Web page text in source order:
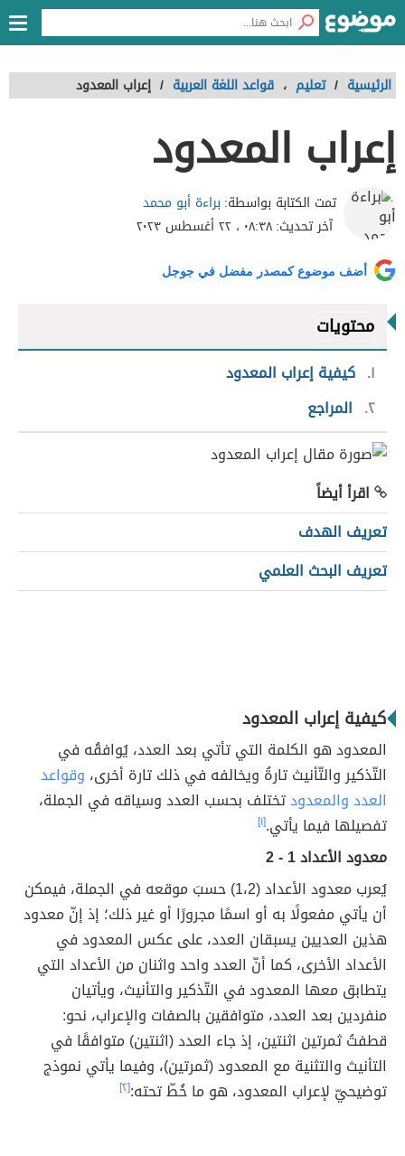
الرئيسية / تعليم ، قواعد اللغة العربية / إعراب المعدود
إعراب المعدود
تمت الكتابة بواسطة: براءة أبو محمد
آخر تحديث:٠٨:٣٨ ، ٢٢ أغسطس ٢٠٢٣
أضف موضوع كمصدر مفضل في جوجل
محتويات
١ كيفية إعراب المعدود
٢ المراجع
اقرأ أيضاً
تعريف الهدف
تعريف البحث العلمي
كيفية إعراب المعدود
المعدود هو الكلمة التي تأتي بعد العدد، يُوافقُه في
التّذكير والتّأنيث تارةُ ويخالفه في ذلك تارة أخرى، وقواعد
العدد والمعدودتختلف بحسب العدد وسياقه في الجملة،
تفصيلها فيما يأتي.[١]
معدود الأعداد 1 - 2
يُعرب معدود الأعداد (1،2) حسبَ موقعه في الجملة، فيمكن
أن يأتي مفعولًا به أو اسمًا مجرورًا أو غير ذلك؛ إذ إنّ معدود
هذين العديين يسبقان العدد، على عكس المعدود في
الأعداد الأخرى، كما أنّ العدد واحد واثنان من الأعداد التي
يتطابق معها المعدود في التّذكير والتأنيث، ويأتيان
منفردين بعد العدد، متوافقين بالصفات والإعراب، نحو:
قطفتُ ثمرتين اثنتين، إذ جاء العدد (اثنتين) متوافقًا في
التأنيث والتثنية مع المعدود (ثمرتين)، وفيما يأتي نموذج
توضيحيّ لإعراب المعدود، هو ما خُطّ تحته:[٢]